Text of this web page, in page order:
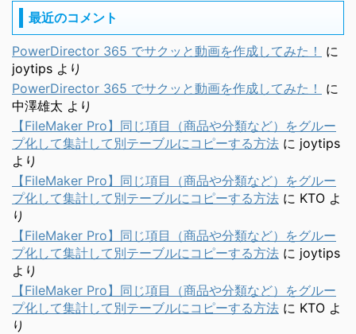
最近のコメント
PowerDirector 365 でサクッと動画を作成してみた！
に
joytips より
PowerDirector 365 でサクッと動画を作成してみた！
に
中澤雄太 より
【FileMaker Pro】同じ項目（商品や分類など）をグルー
プ化して集計して別テーブルにコピーする方法 に joytips
より
【FileMaker Pro】同じ項目（商品や分類など）をグルー
プ化して集計して別テーブルにコピーする方法 に KTO よ
り
【FileMaker Pro】同じ項目（商品や分類など）をグルー
プ化して集計して別テーブルにコピーする方法 に joytips
より
【FileMaker Pro】同じ項目（商品や分類など）をグルー
プ化して集計して別テーブルにコピーする方法 に KTO よ
り